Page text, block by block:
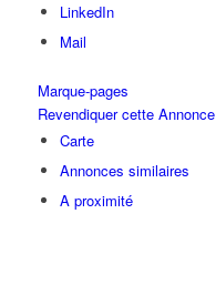
LinkedIn
Mail
Marque-pages
Revendiquer cette Annonce
Carte
Annonces similaires
A proximité